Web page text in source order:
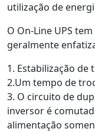
utilização de
O On-Line UPS
geralmente
1. Estabilização de
2.Um tempo de
3. O circuito de
inversor é
alimentação